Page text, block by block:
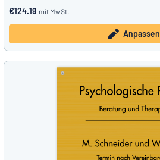
€124.19 mit MwSt.
Anpassen